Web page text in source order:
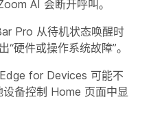
AI 会断开呼叫。
Pro 从待机状态唤醒时
硬件或操作系统故障”。
for Devices 可能不
备控制 Home 页面中显